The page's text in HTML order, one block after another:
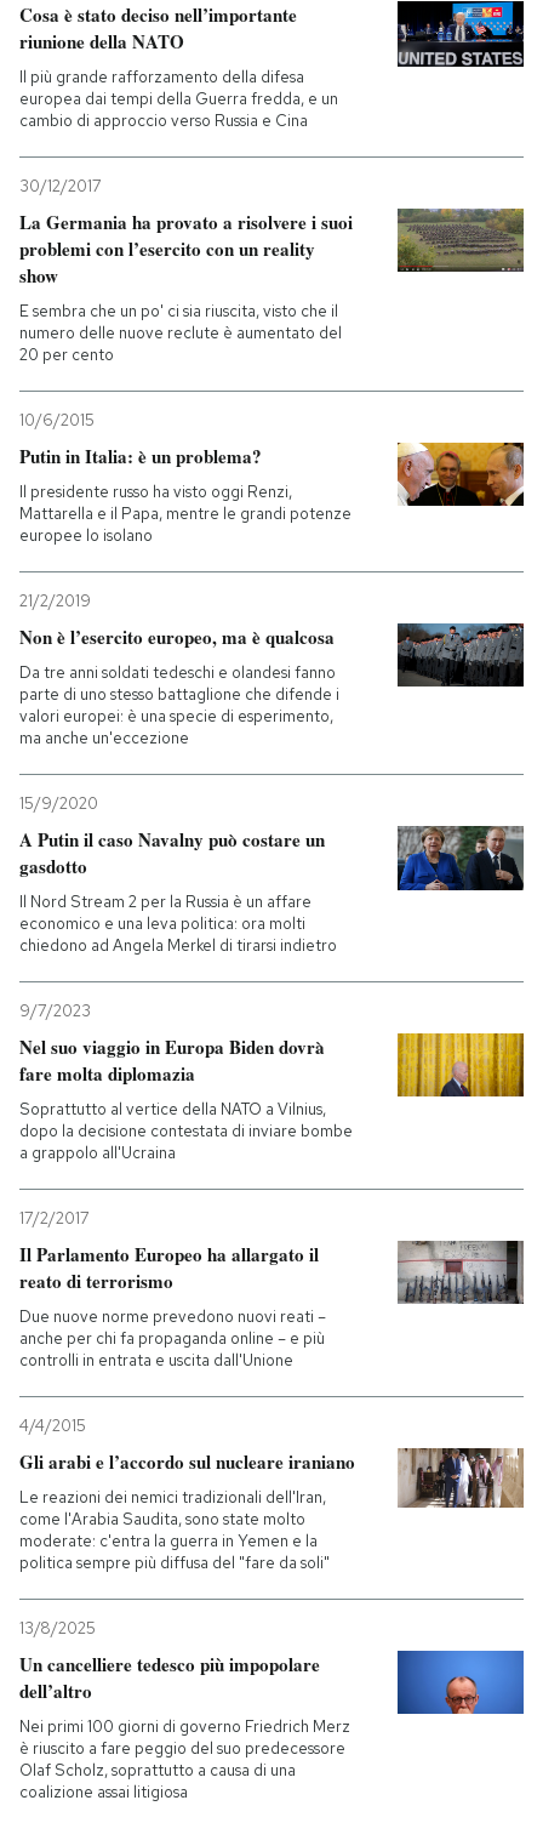
CALENDARIO
AREA PERSONALE
Cosa è stato deciso nell’importante
riunione della NATO
Il più grande rafforzamento della difesa
europea dai tempi della Guerra fredda, e un
cambio di approccio verso Russia e Cina
30/12/2017
La Germania ha provato a risolvere i suoi
problemi con l’esercito con un reality
show
E sembra che un po' ci sia riuscita, visto che il
numero delle nuove reclute è aumentato del
20 per cento
10/6/2015
Putin in Italia: è un problema?
Il presidente russo ha visto oggi Renzi,
Mattarella e il Papa, mentre le grandi potenze
europee lo isolano
21/2/2019
Non è l’esercito europeo, ma è qualcosa
Da tre anni soldati tedeschi e olandesi fanno
parte di uno stesso battaglione che difende i
valori europei: è una specie di esperimento,
ma anche un'eccezione
15/9/2020
A Putin il caso Navalny può costare un
gasdotto
Il Nord Stream 2 per la Russia è un affare
economico e una leva politica: ora molti
chiedono ad Angela Merkel di tirarsi indietro
9/7/2023
Nel suo viaggio in Europa Biden dovrà
fare molta diplomazia
Soprattutto al vertice della NATO a Vilnius,
dopo la decisione contestata di inviare bombe
a grappolo all'Ucraina
17/2/2017
Il Parlamento Europeo ha allargato il
reato di terrorismo
Due nuove norme prevedono nuovi reati –
anche per chi fa propaganda online – e più
controlli in entrata e uscita dall'Unione
4/4/2015
Gli arabi e l’accordo sul nucleare iraniano
Le reazioni dei nemici tradizionali dell'Iran,
come l'Arabia Saudita, sono state molto
moderate: c'entra la guerra in Yemen e la
politica sempre più diffusa del "fare da soli"
13/8/2025
Un cancelliere tedesco più impopolare
dell’altro
Nei primi 100 giorni di governo Friedrich Merz
è riuscito a fare peggio del suo predecessore
Olaf Scholz, soprattutto a causa di una
coalizione assai litigiosa